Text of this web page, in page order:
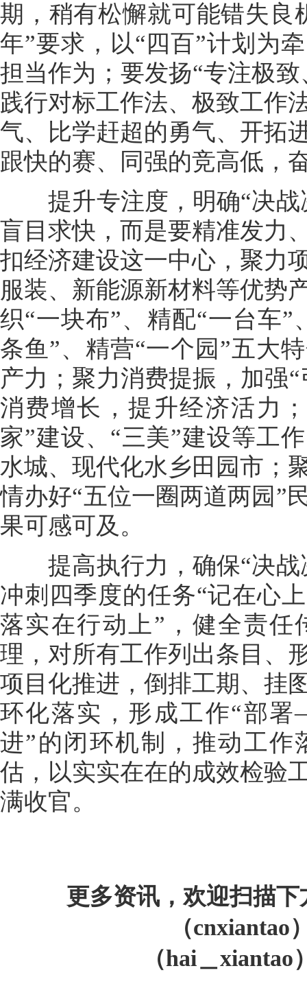
期，稍有松懈就可能错失良
年”要求，以“四百”计划为
担当作为；要发扬“专注极
践行对标工作法、极致工作
气、比学赶超的勇气、开拓
跟快的赛、同强的竞高低，
提升专注度，明确“决战
盲目求快，而是要精准发力
扣经济建设这一中心，聚力
服装、新能源新材料等优势
织“一块布”、精配“一台车”
条鱼”、精营“一个园”五大
产力；聚力消费提振，加强
消费增长，提升经济活力
家”建设、“三美”建设等工
水城、现代化水乡田园市；
情办好“五位一圈两道两园”
果可感可及。
提高执行力，确保“决战
冲刺四季度的任务“记在心
落实在行动上”，健全责任
理，对所有工作列出条目、
项目化推进，倒排工期、挂
环化落实，形成工作“部
进”的闭环机制，推动工作
估，以实实在在的成效检验
满收官。
更多资讯，欢迎扫描
（cnxiantao
（hai＿